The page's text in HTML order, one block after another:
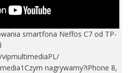
smartfona Neffos C7 od TP-
nagrywamy?iPhone 8,